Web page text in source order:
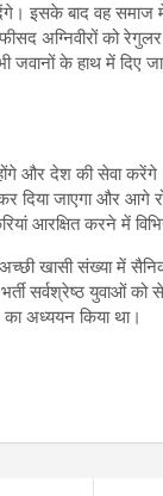
इसके बाद वह
अग्निवीरों को
के हाथ में दिए
और देश की सेवा
कर दिया जाएगा और
आरक्षित करने में
खासी संख्या में
भर्ती सर्वश्रेष्ठ युवाओं
अध्ययन किया था।